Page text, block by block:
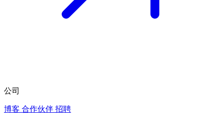
公司
博客 合作伙伴 招聘